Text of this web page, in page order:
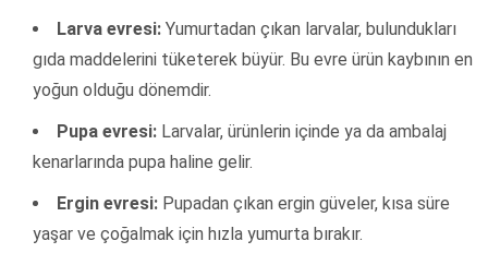
Larva evresi: Yumurtadan çıkan larvalar, bulundukları
gıda maddelerini tüketerek büyür. Bu evre ürün kaybının en
yoğun olduğu dönemdir.
Pupa evresi: Larvalar, ürünlerin içinde ya da ambalaj
kenarlarında pupa haline gelir.
Ergin evresi: Pupadan çıkan ergin güveler, kısa süre
yaşar ve çoğalmak için hızla yumurta bırakır.